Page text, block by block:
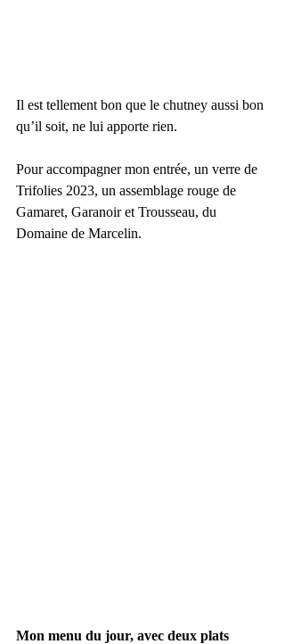
Il est tellement bon que le chutney aussi bon
qu’il soit, ne lui apporte rien.
Pour accompagner mon entrée, un verre de
Trifolies 2023, un assemblage rouge de
Gamaret, Garanoir et Trousseau, du
Domaine de Marcelin.
Mon menu du jour, avec deux plats